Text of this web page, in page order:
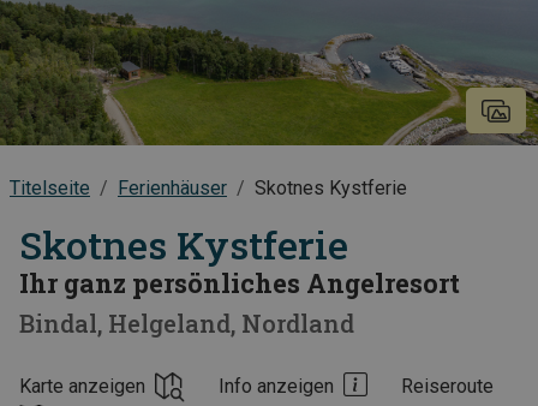
Titelseite Ferienhäuser Skotnes Kystferie
Skotnes Kystferie
Ihr ganz persönliches Angelresort
Bindal Helgeland Nordland
Karte anzeigen Info anzeigen Reiseroute